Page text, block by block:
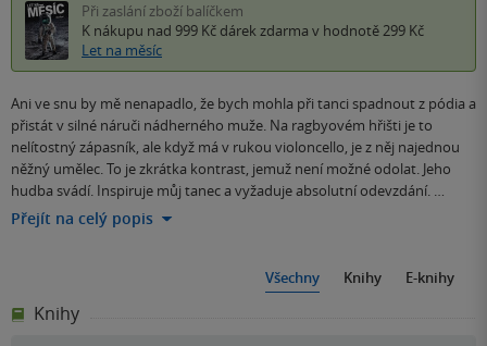
Při zaslání zboží balíčkem
K nákupu nad 999 Kč dárek zdarma v hodnotě 299 Kč
Let na měsíc
Ani ve snu by mě nenapadlo, že bych mohla při tanci spadnout z pódia a
přistát v silné náruči nádherného muže. Na ragbyovém hřišti je to
nelítostný zápasník, ale když má v rukou violoncello, je z něj najednou
něžný umělec. To je zkrátka kontrast, jemuž není možné odolat. Jeho
hudba svádí. Inspiruje můj tanec a vyžaduje absolutní odevzdání. …
Přejít na celý popis
Všechny Knihy E-knihy
Knihy